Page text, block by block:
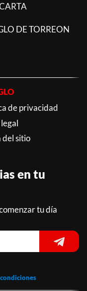
DE TORREON
de privacidad
del sitio
en tu
tu día